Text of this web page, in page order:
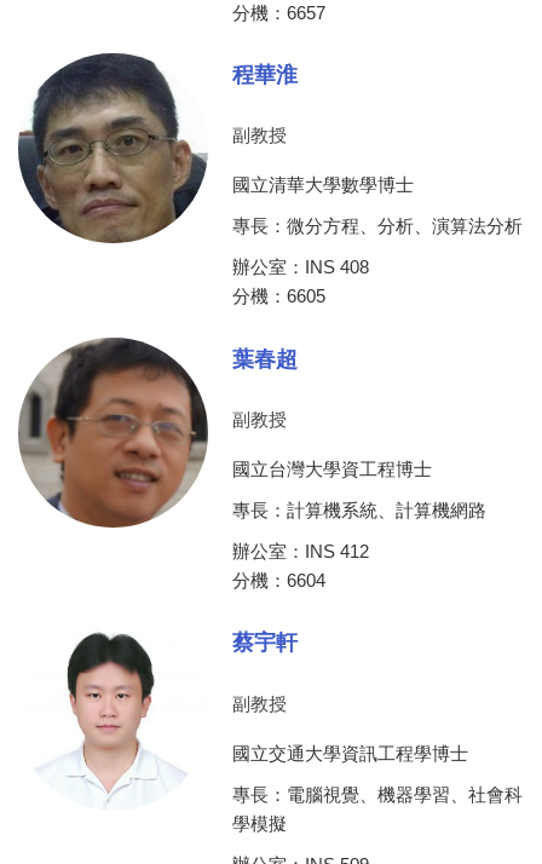
分機：6657
程華淮
副教授
國立清華大學數學博士
專長：微分方程、分析、演算法分析
辦公室：INS 408
分機：6605
葉春超
副教授
國立台灣大學資工程博士
專長：計算機系統、計算機網路
辦公室：INS 412
分機：6604
蔡宇軒
副教授
國立交通大學資訊工程學博士
專長：電腦視覺、機器學習、社會科
學模擬